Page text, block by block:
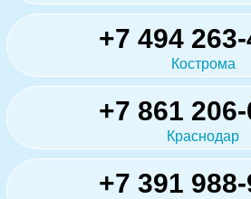
+7 494
Кострома
+7 861
Краснодар
+7 391